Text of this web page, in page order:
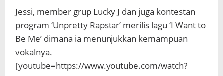
Jessi, member grup Lucky J dan juga kontestan
program ‘Unpretty Rapstar’ merilis lagu ‘I Want to
Be Me’ dimana ia menunjukkan kemampuan
vokalnya.
[youtube=https://www.youtube.com/watch?